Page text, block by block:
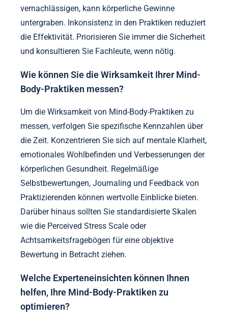
vernachlässigen, kann körperliche Gewinne
untergraben. Inkonsistenz in den Praktiken reduziert
die Effektivität. Priorisieren Sie immer die Sicherheit
und konsultieren Sie Fachleute, wenn nötig.
Wie können Sie die Wirksamkeit Ihrer Mind-
Body-Praktiken messen?
Um die Wirksamkeit von Mind-Body-Praktiken zu
messen, verfolgen Sie spezifische Kennzahlen über
die Zeit. Konzentrieren Sie sich auf mentale Klarheit,
emotionales Wohlbefinden und Verbesserungen der
körperlichen Gesundheit. Regelmäßige
Selbstbewertungen, Journaling und Feedback von
Praktizierenden können wertvolle Einblicke bieten.
Darüber hinaus sollten Sie standardisierte Skalen
wie die Perceived Stress Scale oder
Achtsamkeitsfragebögen für eine objektive
Bewertung in Betracht ziehen.
Welche Experteneinsichten können Ihnen
helfen, Ihre Mind-Body-Praktiken zu
optimieren?